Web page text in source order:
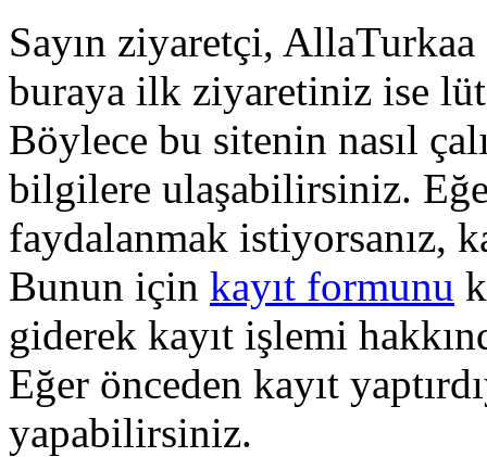
Sayın ziyaretçi,
buraya ilk ziyaretiniz ise
Böylece bu sitenin nasıl
bilgilere ulaşabilirsiniz.
faydalanmak istiyorsanız,
Bunun için kayıt formunu
giderek kayıt işlemi
Eğer önceden kayıt
yapabilirsiniz.